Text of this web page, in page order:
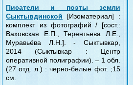
Писатели и поэты земли
Сыктывдинской [Изоматериал] :
комплект из фотографий / [сост.:
Ваховская Е.П., Терентьева Л.Е.,
Муравьёва Л.Н.]. - Сыктывкар,
2014 (Сыктывкар : Центр
оперативной полиграфии). – 1 обл.
(27 отд. л.) : черно-белые фот. ;15
см.